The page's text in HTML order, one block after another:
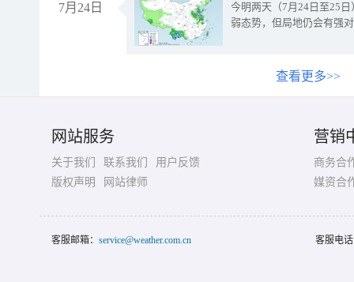
7月24日
今明两天（7月24日至25
弱态势，但局地仍会有强
查看更多>>
网站服务
关于我们 联系我们
用户反馈
版权声明
网站律师
营销
商务合
媒资合
客服邮箱： service@weather.com.cn 客服电